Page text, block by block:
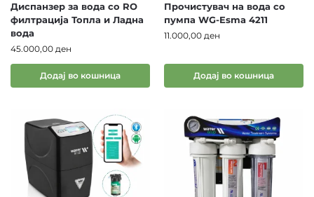
Диспанзер за вода со RO
филтрација Топла и Ладна
вода
45.000,00 ден
Додај во кошница
Прочистувач на вода со
пумпа WG-Esma 4211
11.000,00 ден
Додај во кошница